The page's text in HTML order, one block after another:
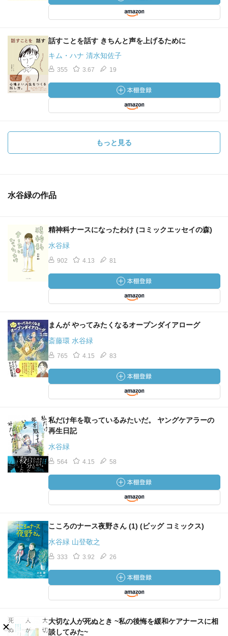
話すことを話す きちんと声を上げるために
キム・ハナ 清水知佐子
355 3.67 19
もっと見る
水谷緑の作品
精神科ナースになったわけ (コミックエッセイの森)
水谷緑
902 4.13 81
まんが やってみたくなるオープンダイアローグ
斎藤環 水谷緑
765 4.15 83
私だけ年を取っているみたいだ。 ヤングケアラーの
再生日記
水谷緑
564 4.15 58
こころのナース夜野さん (1) (ビッグ コミックス)
水谷緑 山登敬之
333 3.92 26
大切な人が死ぬとき ~私の後悔を緩和ケアナースに相
談してみた~